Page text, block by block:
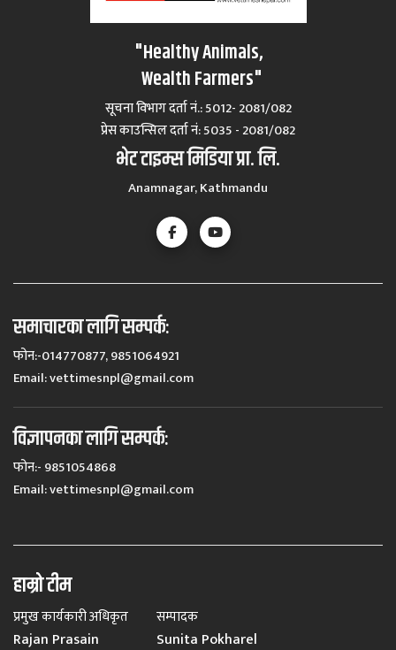
"Healthy Animals,
Wealth Farmers"
सूचना विभाग दर्ता नं.: 5012- 2081/082
प्रेस काउन्सिल दर्ता नं‍: 5035 - 2081/082
भेट टाइम्स मिडिया प्रा. लि.
Anamnagar, Kathmandu
समाचारका लागि सम्पर्कः
फोन:-014770877, 9851064921
Email:vettimesnpl@gmail.com
विज्ञापनका लागि सम्पर्कः
फोन:- 9851054868
Email:vettimesnpl@gmail.com
हाम्रो टीम
प्रमुख कार्यकारी अधिकृत
Rajan Prasain
सम्पादक
Sunita Pokharel